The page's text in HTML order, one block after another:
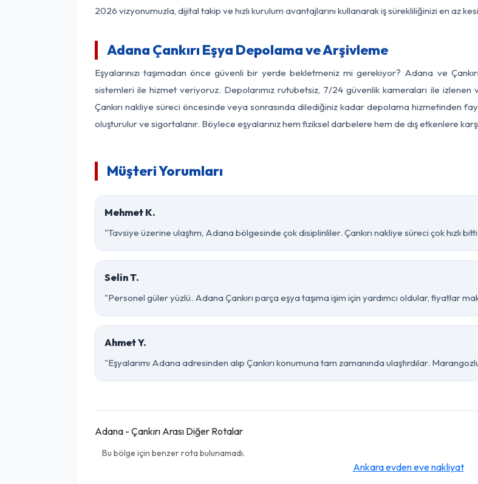
2026 vizyonumuzla, dijital takip ve hızlı kurulum avantajlarını kullanarak iş sürekliliğinizi en az
Adana Çankırı Eşya Depolama ve Arşivleme
Eşyalarınızı taşımadan önce güvenli bir yerde bekletmeniz mi gerekiyor? Adana ve
sistemleri ile hizmet veriyoruz. Depolarımız rutubetsiz, 7/24 güvenlik kameraları ile
Çankırı nakliye süreci öncesinde veya sonrasında dilediğiniz kadar depolama hizmetinden
oluşturulur ve sigortalanır. Böylece eşyalarınız hem fiziksel darbelere hem de dış etkenlere
Müşteri Yorumları
Mehmet K.
"Tavsiye üzerine ulaştım, Adana bölgesinde çok disiplinliler. Çankırı nakliye süreci çok hızlı
Selin T.
"Personel güler yüzlü. Adana Çankırı parça eşya taşıma işim için yardımcı oldular, fiyatlar
Ahmet Y.
"Eşyalarımı Adana adresinden alıp Çankırı konumuna tam zamanında ulaştırdılar.
Adana - Çankırı Arası Diğer Rotalar
Bu bölge için benzer rota bulunamadı.
Ankara evden eve nakliyat